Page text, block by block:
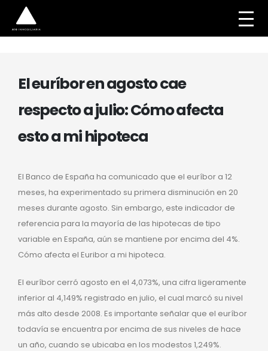
El euríbor en agosto cae
respecto a julio: Cómo afecta
esto a mi hipoteca
El Banco de España ha comunicado que el euríbor a 12
meses, ha experimentado su primera disminución en 20
meses durante agosto. Sin embargo, este indicador de
referencia para la mayoría de las hipotecas de tipo
variable en España, aún se mantiene por encima del 4%.
Cómo afecta el Euribor a mi hipoteca.
El euríbor cerró agosto en el 4,073%, una cifra ligeramente
inferior al 4,149% registrado en julio, el cual marcó su nivel
más alto desde 2008. Es importante señalar que el euríbor
todavía se encuentra por encima de sus niveles de hace
un año, cuando se ubicaba en los modestos 1,249%.